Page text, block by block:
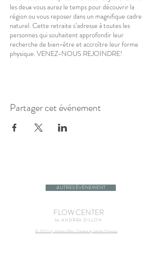
les deux vous aurez le temps pour découvrir la
région ou vous reposer dans un magnifique cadre
naturel. Cette retraite s’adresse à toutes les
personnes qui souhaitent approfondir leur
recherche de bien-être et accroître leur forme
physique. VENEZ-NOUS REJOINDRE!
Partager cet événement
AUTRES ÉVÉNEMENT
FLOW CENTER
by ANDREA DILLON
© 2020 by Andrea Dillon. Created by Lemiña Florencia